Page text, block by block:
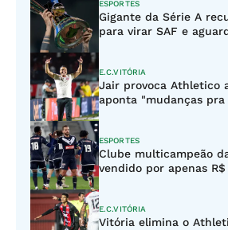
ESPORTES
Gigante da Série A
para virar SAF e
E.C.VITÓRIA
Jair provoca Athletico
aponta "mudanças
ESPORTES
Clube multicampeão
vendido por apenas
E.C.VITÓRIA
Vitória elimina o